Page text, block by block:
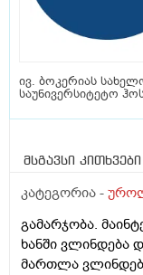
ივ. ბოკერიას
საუნივერსიტეტო
მსგავსი კითხვები
კატეგორია -
გამარჯობა.
ხანში
მართლა